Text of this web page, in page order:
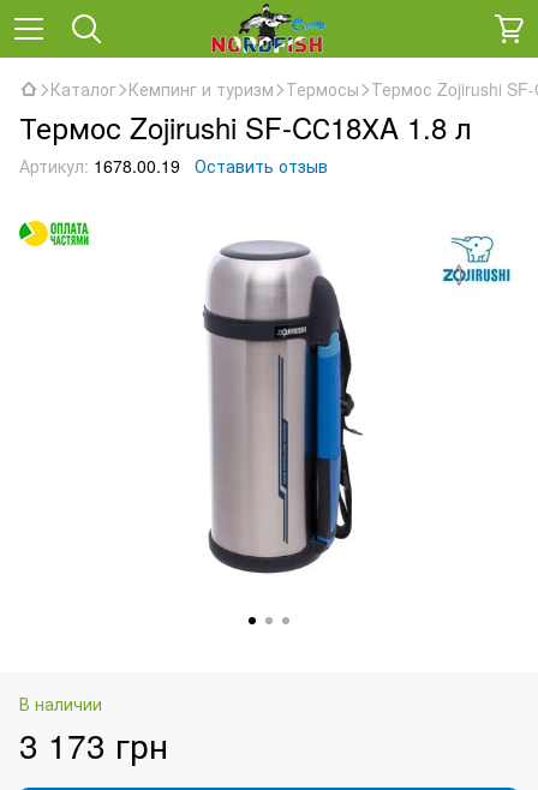
Каталог Кемпинг и туризм Термосы Термос Zojirushi
Термос Zojirushi SF-CС18ХA 1.8 л
Артикул: 1678.00.19 Оставить отзыв
В наличии
3 173 грн